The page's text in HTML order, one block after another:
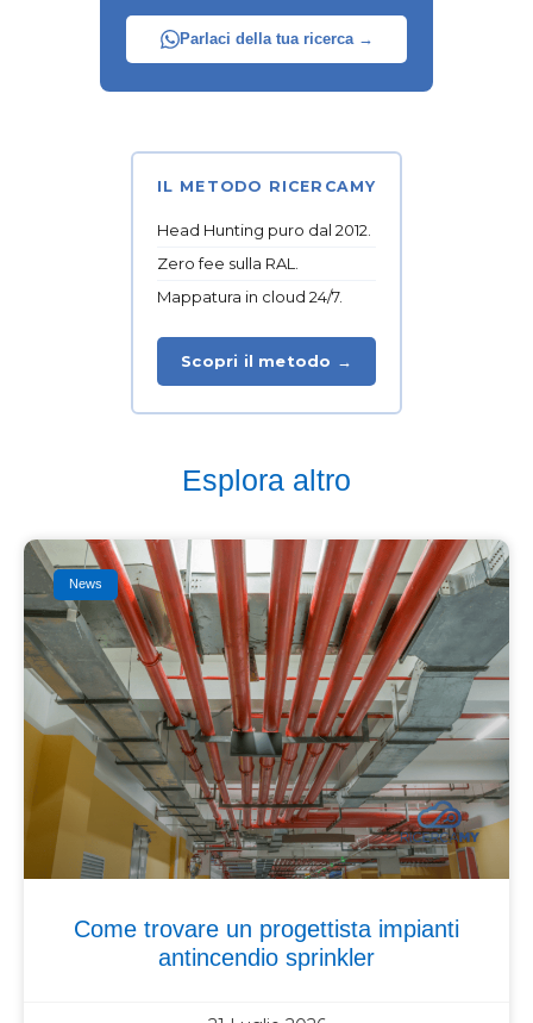
Parlaci della tua ricerca →
IL METODO RICERCAMY
Head Hunting puro dal 2012.
Zero fee sulla RAL.
Mappatura in cloud 24/7.
Scopri il metodo →
Esplora altro
News
Come trovare un progettista impianti
antincendio sprinkler